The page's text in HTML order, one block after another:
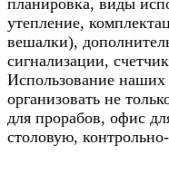
планировка, виды
утепление,
вешалки),
сигнализации,
Использование наших
организовать не
для прорабов, офис
столовую,